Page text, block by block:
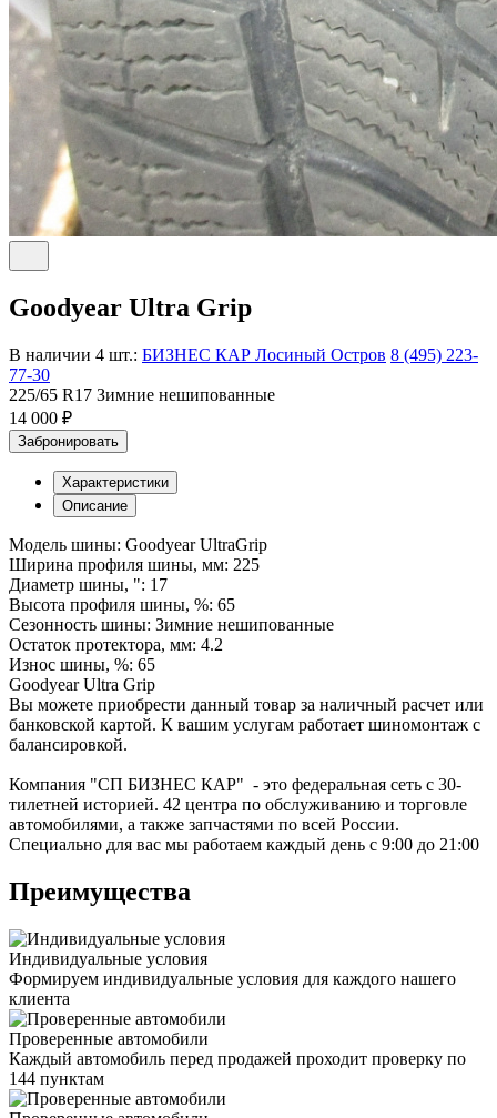
Goodyear Ultra Grip
В наличии 4 шт.: БИЗНЕС КАР Лосиный Остров 8 (495) 223-
77-30
225/65 R17 Зимние нешипованные
14 000 ₽
Забронировать
Характеристики
Описание
Модель шины: Goodyear UltraGrip
Ширина профиля шины, мм: 225
Диаметр шины, ": 17
Высота профиля шины, %: 65
Сезонность шины: Зимние нешипованные
Остаток протектора, мм: 4.2
Износ шины, %: 65
Goodyear Ultra Grip
Вы можете приобрести данный товар за наличный расчет или
банковской картой. К вашим услугам работает шиномонтаж с
балансировкой.
Компания "СП БИЗНЕС КАР" - это федеральная сеть с 30-
тилетней историей. 42 центра по обслуживанию и торговле
автомобилями, а также запчастями по всей России.
Специально для вас мы работаем каждый день с 9:00 до 21:00
Преимущества
Индивидуальные условия
Формируем индивидуальные условия для каждого нашего
клиента
Проверенные автомобили
Каждый автомобиль перед продажей проходит проверку по
144 пунктам